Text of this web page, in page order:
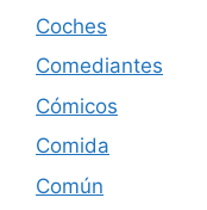
Coches
Comediantes
Cómicos
Comida
Común